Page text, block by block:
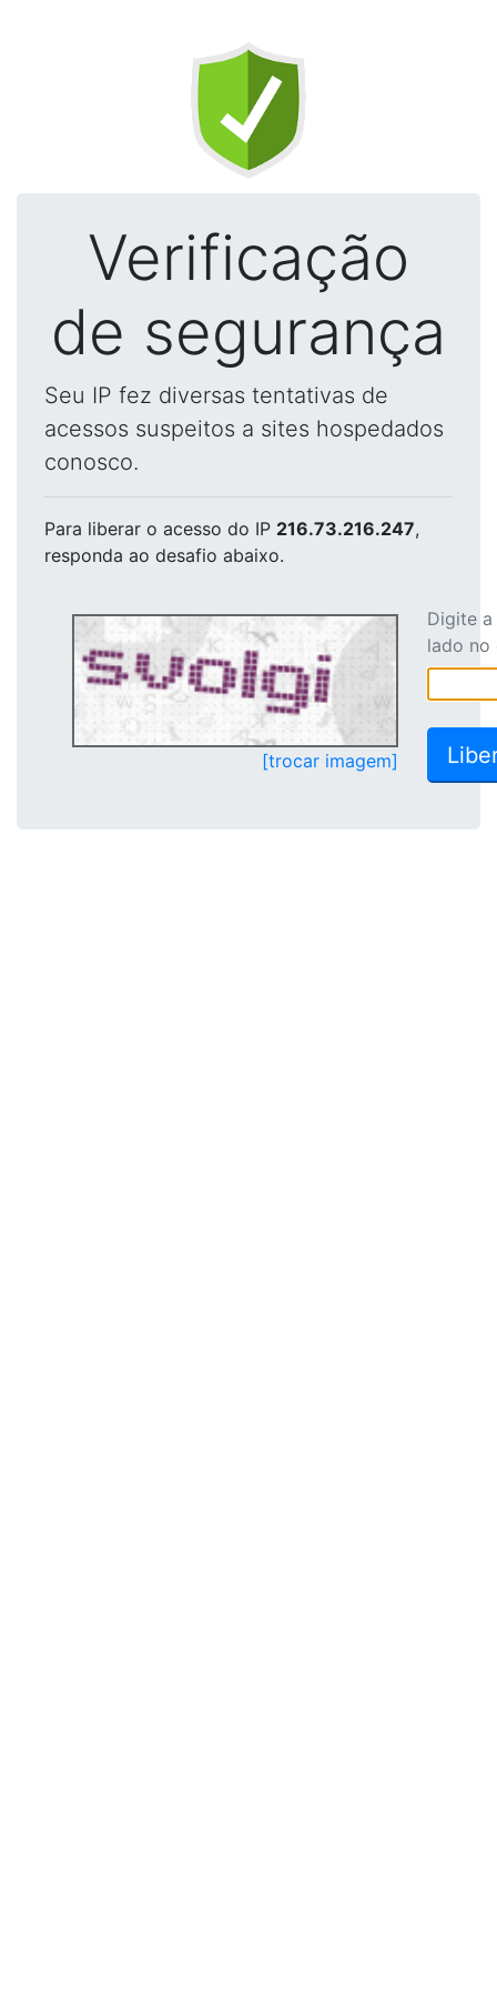
Verificação
de segurança
Seu IP fez diversas tentativas de
acessos suspeitos a sites hospedados
conosco.
Para liberar o acesso do IP 216.73.216.247,
responda ao desafio abaixo.
[trocar imagem]
Digite
lado no